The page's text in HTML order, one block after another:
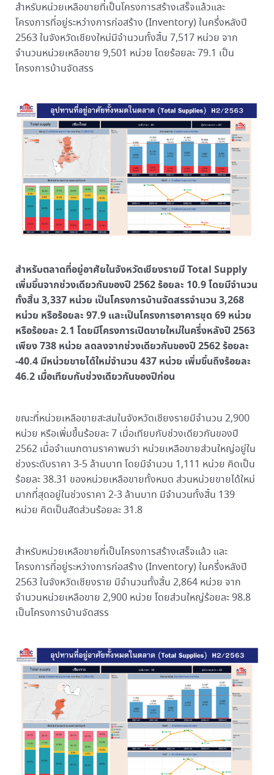
สำหรับหน่วยเหลือขายที่เป็นโครงการสร้างเสร็จแล้วและ
โครงการที่อยู่ระหว่างการก่อสร้าง (Inventory) ในครึ่งหลังปี
2563 ในจังหวัดเชียงใหม่มีจำนวนทั้งสิ้น 7,517 หน่วย จาก
จำนวนหน่วยเหลือขาย 9,501 หน่วย โดยร้อยละ 79.1 เป็น
โครงการบ้านจัดสรร
สำหรับตลาดที่อยู่อาศัยในจังหวัดเชียงรายมี Total Supply
เพิ่มขึ้นจากช่วงเดียวกันของปี 2562 ร้อยละ 10.9 โดยมีจำนวน
ทั้งสิ้น 3,337 หน่วย เป็นโครงการบ้านจัดสรรจำนวน 3,268
หน่วย หรือร้อยละ 97.9 และเป็นโครงการอาคารชุด 69 หน่วย
หรือร้อยละ 2.1 โดยมีโครงการเปิดขายใหม่ในครึ่งหลังปี 2563
เพียง 738 หน่วย ลดลงจากช่วงเดียวกันของปี 2562 ร้อยละ
-40.4 มีหน่วยขายได้ใหม่จำนวน 437 หน่วย เพิ่มขึ้นถึงร้อยละ
46.2 เมื่อเทียบกับช่วงเดียวกันของปีก่อน
ขณะที่หน่วยเหลือขายสะสมในจังหวัดเชียงรายมีจำนวน 2,900
หน่วย หรือเพิ่มขึ้นร้อยละ 7 เมื่อเทียบกับช่วงเดียวกันของปี
2562 เมื่อจำแนกตามราคาพบว่า หน่วยเหลือขายส่วนใหญ่อยู่ใน
ช่วงระดับราคา 3-5 ล้านบาท โดยมีจำนวน 1,111 หน่วย คิดเป็น
ร้อยละ 38.31 ของหน่วยเหลือขายทั้งหมด ส่วนหน่วยขายได้ใหม่
มากที่สุดอยู่ในช่วงราคา 2-3 ล้านบาท มีจำนวนทั้งสิ้น 139
หน่วย คิดเป็นสัดส่วนร้อยละ 31.8
สำหรับหน่วยเหลือขายที่เป็นโครงการสร้างเสร็จแล้ว และ
โครงการที่อยู่ระหว่างการก่อสร้าง (Inventory) ในครึ่งหลังปี
2563 ในจังหวัดเชียงราย มีจำนวนทั้งสิ้น 2,864 หน่วย จาก
จำนวนหน่วยเหลือขาย 2,900 หน่วย โดยส่วนใหญ่ร้อยละ 98.8
เป็นโครงการบ้านจัดสรร